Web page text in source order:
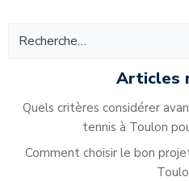
l’article
Articles
Quels critères considérer
tennis à Toulon
Comment choisir le bon